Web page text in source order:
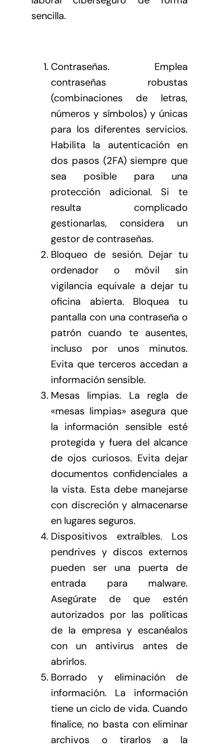
sencilla.
Contraseñas. Emplea
contraseñas robustas
(combinaciones de letras,
números y símbolos) y únicas
para los diferentes servicios.
Habilita la autenticación en
dos pasos (2FA) siempre que
sea posible para una
protección adicional. Si te
resulta complicado
gestionarlas, considera un
gestor de contraseñas.
Bloqueo de sesión. Dejar tu
ordenador o móvil sin
vigilancia equivale a dejar tu
oficina abierta. Bloquea tu
pantalla con una contraseña o
patrón cuando te ausentes,
incluso por unos minutos.
Evita que terceros accedan a
información sensible.
Mesas limpias. La regla de
«mesas limpias» asegura que
la información sensible esté
protegida y fuera del alcance
de ojos curiosos. Evita dejar
documentos confidenciales a
la vista. Esta debe manejarse
con discreción y almacenarse
en lugares seguros.
Dispositivos extraíbles. Los
pendrives y discos externos
pueden ser una puerta de
entrada para malware.
Asegúrate de que estén
autorizados por las políticas
de la empresa y escanéalos
con un antivirus antes de
abrirlos.
Borrado y eliminación de
información. La información
tiene un ciclo de vida. Cuando
finalice, no basta con eliminar
archivos o tirarlos a la